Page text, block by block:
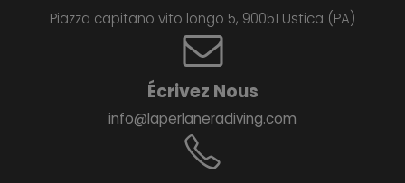
Piazza capitano vito longo 5, 90051 Ustica (PA)
Écrivez Nous
info@laperlaneradiving.com